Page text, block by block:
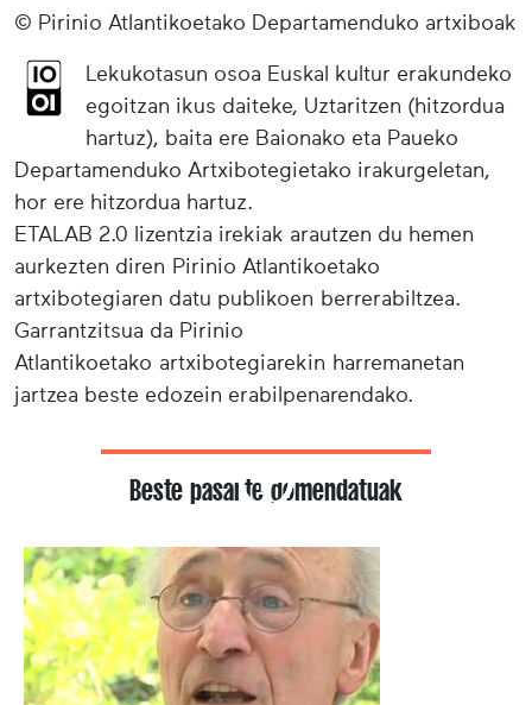
© Pirinio Atlantikoetako Departamenduko artxiboak
Lekukotasun osoa Euskal kultur erakundeko
egoitzan ikus daiteke, Uztaritzen (hitzordua
hartuz), baita ere Baionako eta Paueko
Departamenduko Artxibotegietako irakurgeletan,
hor ere hitzordua hartuz.
ETALAB 2.0 lizentzia irekiak arautzen du hemen
aurkezten diren Pirinio Atlantikoetako
artxibotegiaren datu publikoen berrerabiltzea.
Garrantzitsua da Pirinio
Atlantikoetako artxibotegiarekin harremanetan
jartzea beste edozein erabilpenarendako.
Beste pasarte gomendatuak